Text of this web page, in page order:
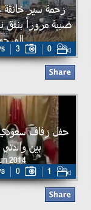
زحمة سير خانقة
ضبية مروراً بنفق
الى
2014
3 0
حفل زفاف
بين
2014
0 1